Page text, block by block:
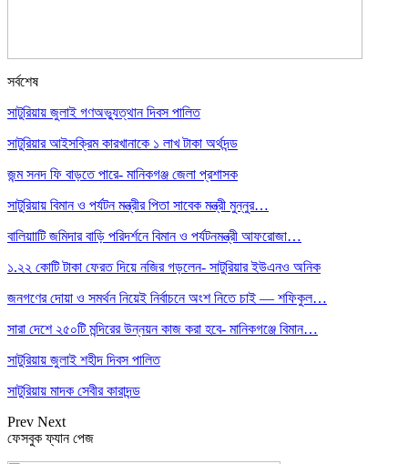
সর্বশেষ
সাটুরিয়ায় জুলাই গণঅভ্যুত্থান দিবস পালিত
সাটুরিয়ার আইসক্রিম কারখানাকে ১ লাখ টাকা অর্থদন্ড
জন্ম সনদ ফি বাড়তে পারে- মানিকগঞ্জ জেলা প্রশাসক
সাটুরিয়ায় বিমান ও পর্যটন মন্ত্রীর পিতা সাবেক মন্ত্রী মুন্নুর…
বালিয়াাটি জমিদার বাড়ি পরিদর্শনে বিমান ও পর্যটনমন্ত্রী আফরোজা…
১.২২ কোটি টাকা ফেরত দিয়ে নজির গড়লেন- সাটুরিয়ার ইউএনও অনিক
জনগণের দোয়া ও সমর্থন নিয়েই নির্বাচনে অংশ নিতে চাই — শফিকুল…
সারা দেশে ২৫০টি মন্দিরের উন্নয়ন কাজ করা হবে- মানিকগঞ্জে বিমান…
সাটুরিয়ায় জুলাই শহীদ দিবস পালিত
সাটুরিয়ায় মাদক সেবীর কারাদন্ড
Prev Next
ফেসবুক ফ্যান পেজ